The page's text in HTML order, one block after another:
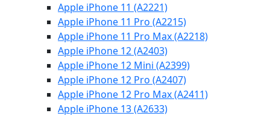
Apple iPhone 11 (A2221)
Apple iPhone 11 Pro (A2215)
Apple iPhone 11 Pro Max (A2218)
Apple iPhone 12 (A2403)
Apple iPhone 12 Mini (A2399)
Apple iPhone 12 Pro (A2407)
Apple iPhone 12 Pro Max (A2411)
Apple iPhone 13 (A2633)